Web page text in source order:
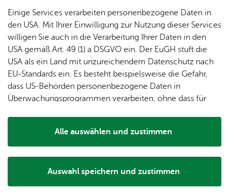
chen­
markt
Mit­tei­
lungs­
blatt
Ge­
schic
h­te
Lo­ka­le
Agen­
da
Ein­
rich­
tun­
gen
Ober­bür­ger­meis­ter An­dre­as Brand
Gruß­wort von An­dre­as Brand lesen
Gruß­wort Orts­vor­ste­her An­dre­as
...​Ein ge­flü­gel­tes Wort sagt: „Es ist was Be­
Einige Services verarbeiten personenbezogene Daten in
den USA. Mit Ihrer Einwilligung zur Nutzung dieser Services
willigen Sie auch in die Verarbeitung Ihrer Daten in den
USA gemäß Art. 49 (1) a DSGVO ein. Der EuGH stuft die
USA als ein Land mit unzureichendem Datenschutz nach
EU-Standards ein. Es besteht beispielsweise die Gefahr,
dass US-Behörden personenbezogene Daten in
Überwachungsprogrammen verarbeiten, ohne dass für
Auswahl speichern und zustimmen
Alle auswählen und zustimmen